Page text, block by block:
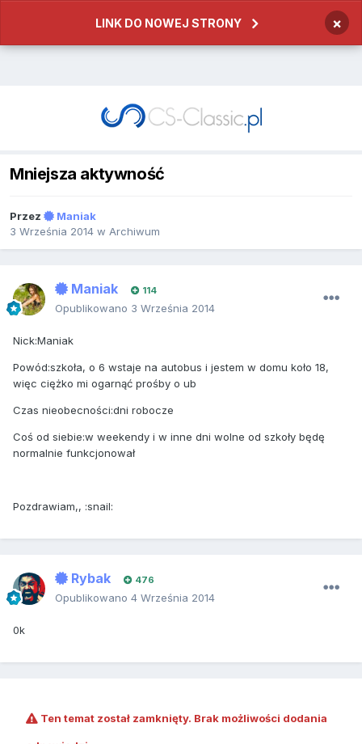
LINK DO NOWEJ STRONY ×
Mniejsza aktywność
Przez
Maniak
3 Września 2014 w Archiwum
Maniak 114
Opublikowano 3 Września 2014
Nick:Maniak
Powód:szkoła, o 6 wstaje na autobus i jestem w domu koło 18,
więc ciężko mi ogarnąć prośby o ub
Czas nieobecności:dni robocze
Coś od siebie:w weekendy i w inne dni wolne od szkoły będę
normalnie funkcjonował
Pozdrawiam,, :snail:
Rybak 476
Opublikowano 4 Września 2014
0k
Ten temat został zamknięty. Brak możliwości dodania